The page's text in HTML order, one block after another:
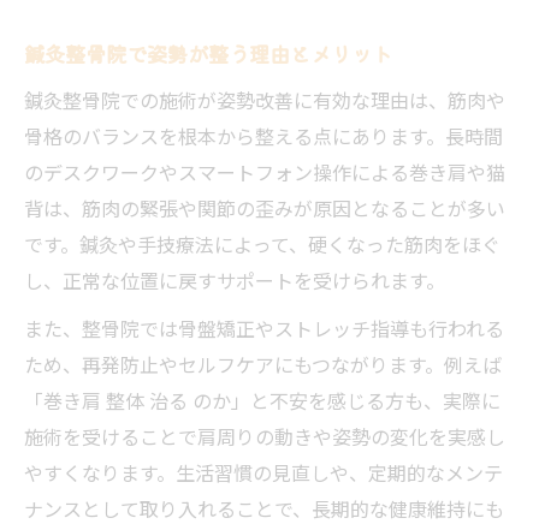
巻き肩整体と鍼灸整骨院の違いを解説
巻き肩改善のためのセルフケアと院選び
続けやすい鍼灸整骨院通院のコツと効果
通院しやすい鍼灸整骨院の特徴一覧表
続けやすさ重視の鍼灸整骨院選びのポイン
ト
春町で無理なく通える鍼灸整骨院の魅力
継続通院で得られる姿勢改善の実例紹介
福岡市春町で理想の姿勢を叶える方法
福岡市春町で姿勢改善に強い鍼灸整骨院比
較
鍼灸整骨院で姿勢が整う理由とメリット
鍼灸整骨院での施術が姿勢改善に有効な理由は、筋肉や
骨格のバランスを根本から整える点にあります。長時間
のデスクワークやスマートフォン操作による巻き肩や猫
背は、筋肉の緊張や関節の歪みが原因となることが多い
です。鍼灸や手技療法によって、硬くなった筋肉をほぐ
し、正常な位置に戻すサポートを受けられます。
また、整骨院では骨盤矯正やストレッチ指導も行われる
ため、再発防止やセルフケアにもつながります。例えば
「巻き肩 整体 治る のか」と不安を感じる方も、実際に
施術を受けることで肩周りの動きや姿勢の変化を実感し
やすくなります。生活習慣の見直しや、定期的なメンテ
ナンスとして取り入れることで、長期的な健康維持にも